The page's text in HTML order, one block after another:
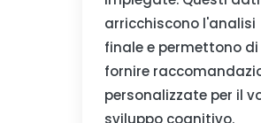
arricchiscono l'analisi
finale e permettono di
fornire
personalizzate per il
sviluppo cognitivo.